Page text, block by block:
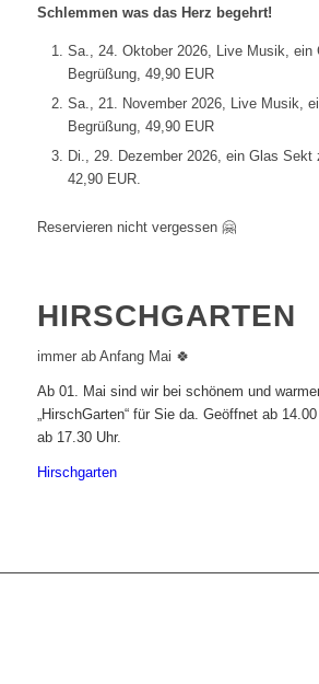
Schlemmen was das Herz begehrt!
Sa., 24. Oktober 2026, Live Musik, ein
Begrüßung, 49,90 EUR
Sa., 21. November 2026, Live Musik,
Begrüßung, 49,90 EUR
Di., 29. Dezember 2026, ein Glas Sekt
42,90 EUR.
Reservieren nicht vergessen 🤗
HIRSCHGARTEN
immer ab Anfang Mai 🍀
Ab 01. Mai sind wir bei schönem und
„HirschGarten“ für Sie da. Geöffnet ab
ab 17.30 Uhr.
Hirschgarten